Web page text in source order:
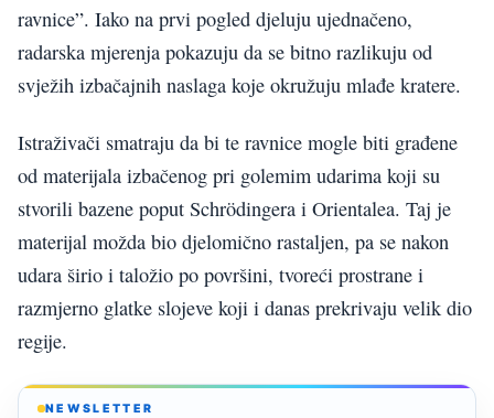
ravnice”. Iako na prvi pogled djeluju ujednačeno,
radarska mjerenja pokazuju da se bitno razlikuju od
svježih izbačajnih naslaga koje okružuju mlađe kratere.
Istraživači smatraju da bi te ravnice mogle biti građene
od materijala izbačenog pri golemim udarima koji su
stvorili bazene poput Schrödingera i Orientalea. Taj je
materijal možda bio djelomično rastaljen, pa se nakon
udara širio i taložio po površini, tvoreći prostrane i
razmjerno glatke slojeve koji i danas prekrivaju velik dio
regije.
NEWSLETTER